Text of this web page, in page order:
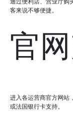
客来说不够便捷。
官
进入各运营商官方网站
或法国银行卡支持。